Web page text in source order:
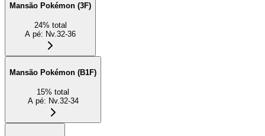
Mansão Pokémon (3F)
24% total
A pé: Nv.32-36
Mansão Pokémon (B1F)
15% total
A pé: Nv.32-34